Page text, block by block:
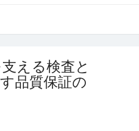
える検査と
品質保証の